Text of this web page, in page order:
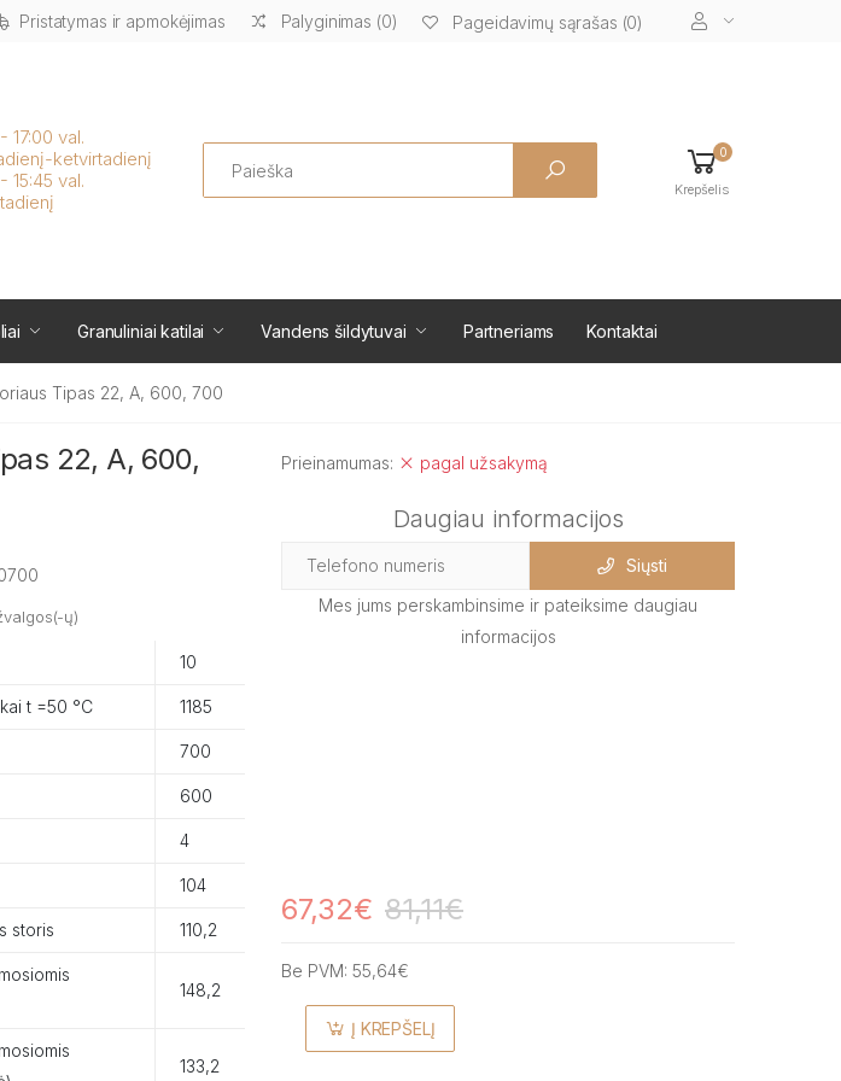
Pristatymas ir apmokėjimas Palyginimas (0) Pageidavimų sąrašas (0)
17:00 val.
ketvirtadienį
15:45 val.
Search 0
Krepšelis
Granuliniai katilai Vandens šildytuvai Partneriams Kontaktai
Tipas 22, A, 600, 700
22, A, 600,
ų)
10
t =50 °C 1185
700
600
4
104
storis 110,2
148,2
133,2
Prieinamumas: pagal užsakymą
Daugiau informacijos
Siųsti
Mes jums perskambinsime ir pateiksime daugiau
informacijos
67,32€ 81,11€
Be PVM: 55,64€
Į KREPŠELĮ